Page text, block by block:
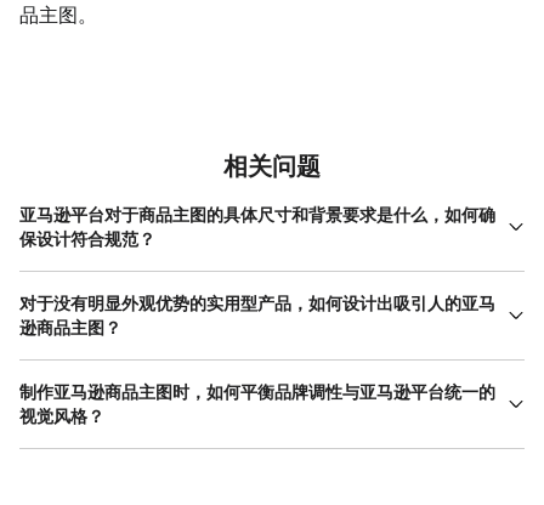
品主图。
相关问题
亚马逊平台对于商品主图的具体尺寸和背景要求是什么，如何确
保设计符合规范？
亚马逊官方建议商品主图采用纯白色背景（RGB色值为
255,255,255），产品需占据图片区域的85%以上。图片最短边不
应低于500像素，通常推荐1000x1000像素或以上的正方形尺寸，
合“亚马逊商品主图”场景的模板，这些模板通常已预设白色背景和合
适比例。上传产品图后，务必使用抠图工具去除杂乱背景，并检查
产品是否居于画面中心且足够突出。完成设计后，导出高分辨率图
对于没有明显外观优势的实用型产品，如何设计出吸引人的亚马
逊商品主图？
当产品外观普通时，亚马逊商品主图的重点应从“展示外观”转向“展
示价值和使用场景”。可以考虑采用“场景化展示”或“功能可视化”的
策略。例如，一个水泵的主图可以不只拍产品本身，而是将其置于
制作亚马逊商品主图时，如何平衡品牌调性与亚马逊平台统一的
视觉风格？
这是一个常见的挑战。平衡点在于：在严格遵守平台主图规范（白